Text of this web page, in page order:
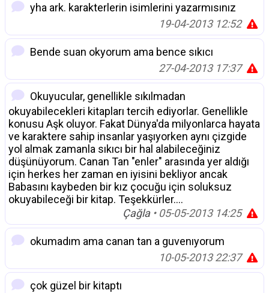
yha ark. karakterlerin isimlerini yazarmısınız
19-04-2013 12:52
Bende suan okyorum ama bence sıkıcı
27-04-2013 17:37
Okuyucular, genellikle sıkılmadan
okuyabilecekleri kitapları tercih ediyorlar. Genellikle
konusu Aşk oluyor. Fakat Dünya'da milyonlarca hayata
ve karaktere sahip insanlar yaşıyorken aynı çizgide
yol almak zamanla sıkıcı bir hal alabileceğiniz
düşünüyorum. Canan Tan "enler" arasında yer aldığı
için herkes her zaman en iyisini bekliyor ancak
Babasını kaybeden bir kız çocuğu için soluksuz
okuyabileceği bir kitap. Teşekkürler....
Çağla• 05-05-2013 14:25
okumadım ama canan tan a guvenıyorum
10-05-2013 22:37
çok güzel bir kitaptı